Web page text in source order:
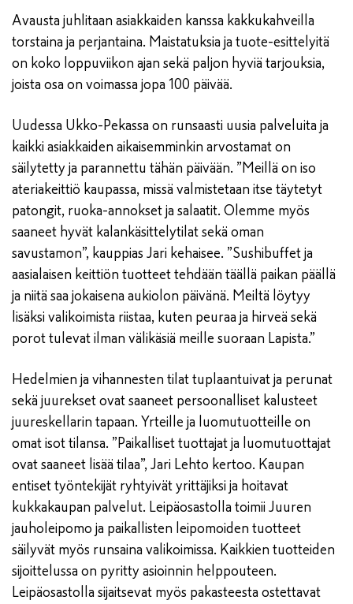
Avausta juhlitaan asiakkaiden kanssa kakkukahveilla
torstaina ja perjantaina. Maistatuksia ja tuote-esittelyitä
on koko loppuviikon ajan sekä paljon hyviä tarjouksia,
joista osa on voimassa jopa 100 päivää.
Uudessa Ukko-Pekassa on runsaasti uusia palveluita ja
kaikki asiakkaiden aikaisemminkin arvostamat on
säilytetty ja parannettu tähän päivään. ”Meillä on iso
ateriakeittiö kaupassa, missä valmistetaan itse täytetyt
patongit, ruoka-annokset ja salaatit. Olemme myös
saaneet hyvät kalankäsittelytilat sekä oman
savustamon”, kauppias Jari kehaisee. ”Sushibuffet ja
aasialaisen keittiön tuotteet tehdään täällä paikan päällä
ja niitä saa jokaisena aukiolon päivänä. Meiltä löytyy
lisäksi valikoimista riistaa, kuten peuraa ja hirveä sekä
porot tulevat ilman välikäsiä meille suoraan Lapista.”
Hedelmien ja vihannesten tilat tuplaantuivat ja perunat
sekä juurekset ovat saaneet persoonalliset kalusteet
juureskellarin tapaan. Yrteille ja luomutuotteille on
omat isot tilansa. ”Paikalliset tuottajat ja luomutuottajat
ovat saaneet lisää tilaa”, Jari Lehto kertoo. Kaupan
entiset työntekijät ryhtyivät yrittäjiksi ja hoitavat
kukkakaupan palvelut. Leipäosastolla toimii Juuren
jauholeipomo ja paikallisten leipomoiden tuotteet
säilyvät myös runsaina valikoimissa. Kaikkien tuotteiden
sijoittelussa on pyritty asioinnin helppouteen.
Leipäosastolla sijaitsevat myös pakasteesta ostettavat